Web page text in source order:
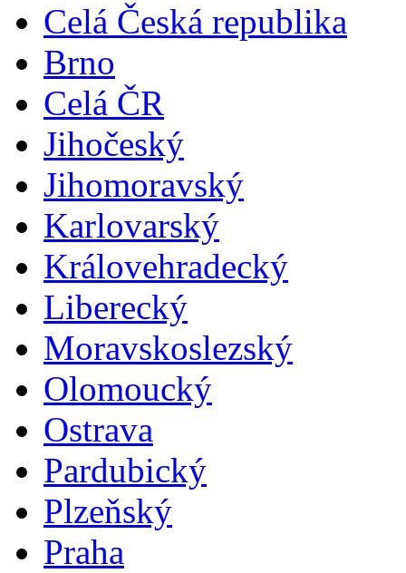
Celá Česká republika
Brno
Celá ČR
Jihočeský
Jihomoravský
Karlovarský
Královehradecký
Liberecký
Moravskoslezský
Olomoucký
Ostrava
Pardubický
Plzeňský
Praha